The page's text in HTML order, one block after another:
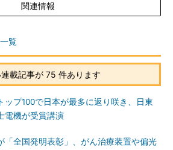
関連情報
覧
載記事が 75 件あります
ップ100で日本が最多に返り咲き、日東
電機が受賞講演
「全国発明表彰」、がん治療装置や偏光